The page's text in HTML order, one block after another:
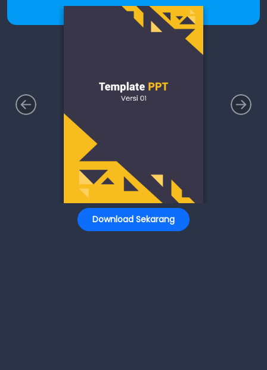
Download Sekarang